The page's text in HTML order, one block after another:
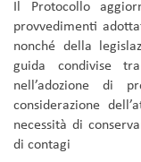
Il Protocollo
provvedimenti
nonché della
guida condivise
nell’adozione di
considerazione
necessità di
di contagi